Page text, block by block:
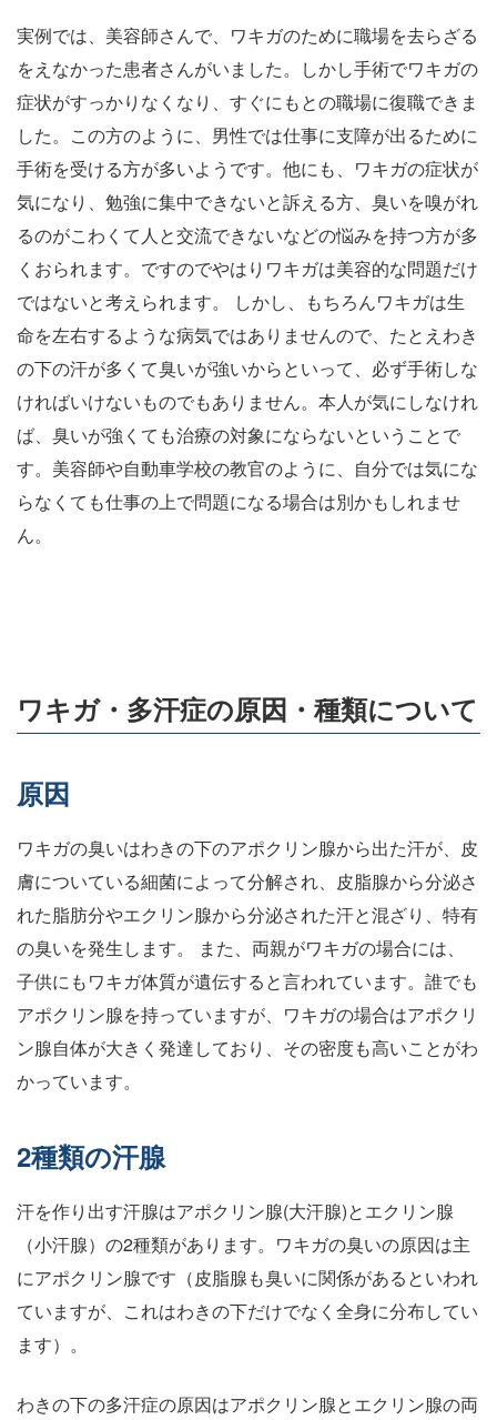
実例では、美容師さんで、ワキガのために職場を去らざる
をえなかった患者さんがいました。しかし手術でワキガの
症状がすっかりなくなり、すぐにもとの職場に復職できま
した。この方のように、男性では仕事に支障が出るために
手術を受ける方が多いようです。他にも、ワキガの症状が
気になり、勉強に集中できないと訴える方、臭いを嗅がれ
るのがこわくて人と交流できないなどの悩みを持つ方が多
くおられます。ですのでやはりワキガは美容的な問題だけ
ではないと考えられます。 しかし、もちろんワキガは生
命を左右するような病気ではありませんので、たとえわき
の下の汗が多くて臭いが強いからといって、必ず手術しな
ければいけないものでもありません。本人が気にしなけれ
ば、臭いが強くても治療の対象にならないということで
す。美容師や自動車学校の教官のように、自分では気にな
らなくても仕事の上で問題になる場合は別かもしれませ
ん。
ワキガ・多汗症の原因・種類について
原因
ワキガの臭いはわきの下のアポクリン腺から出た汗が、皮
膚についている細菌によって分解され、皮脂腺から分泌さ
れた脂肪分やエクリン腺から分泌された汗と混ざり、特有
の臭いを発生します。 また、両親がワキガの場合には、
子供にもワキガ体質が遺伝すると言われています。誰でも
アポクリン腺を持っていますが、ワキガの場合はアポクリ
ン腺自体が大きく発達しており、その密度も高いことがわ
かっています。
2種類の汗腺
汗を作り出す汗腺はアポクリン腺(大汗腺)とエクリン腺
（小汗腺）の2種類があります。ワキガの臭いの原因は主
にアポクリン腺です（皮脂腺も臭いに関係があるといわれ
ていますが、これはわきの下だけでなく全身に分布してい
ます）。
わきの下の多汗症の原因はアポクリン腺とエクリン腺の両